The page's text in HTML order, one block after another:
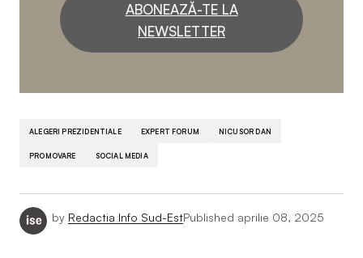
ABONEAZĂ-TE LA
NEWSLETTER
ALEGERI PREZIDENTIALE EXPERT FORUM NICUSOR DAN
PROMOVARE SOCIAL MEDIA
by Redactia Info Sud-EstPublished aprilie 08, 2025